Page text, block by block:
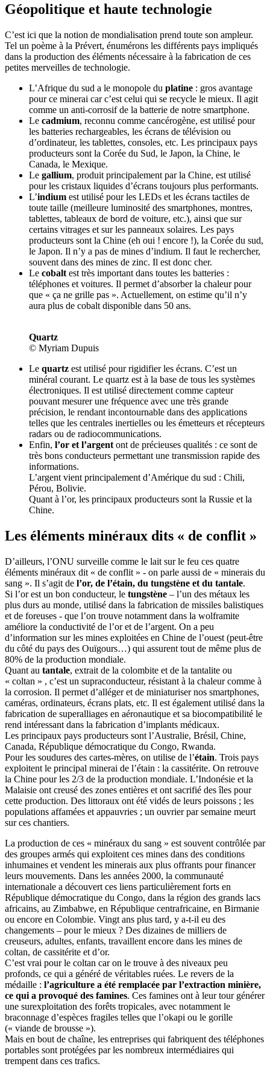
Géopolitique et haute technologie
C’est ici que la notion de mondialisation prend toute son ampleur.
Tel un poème à la Prévert, énumérons les différents pays impliqués
dans la production des éléments nécessaire à la fabrication de ces
petites merveilles de technologie.
L’Afrique du sud a le monopole du platine : gros avantage
pour ce minerai car c’est celui qui se recycle le mieux. Il agit
comme un anti-corrosif de la batterie de notre smartphone.
Le cadmium, reconnu comme cancérogène, est utilisé pour
les batteries rechargeables, les écrans de télévision ou
d’ordinateur, les tablettes, consoles, etc. Les principaux pays
producteurs sont la Corée du Sud, le Japon, la Chine, le
Canada, le Mexique.
Le gallium, produit principalement par la Chine, est utilisé
pour les cristaux liquides d’écrans toujours plus performants.
L’indium est utilisé pour les LEDs et les écrans tactiles de
toute taille (meilleure luminosité des smartphones, montres,
tablettes, tableaux de bord de voiture, etc.), ainsi que sur
certains vitrages et sur les panneaux solaires. Les pays
producteurs sont la Chine (eh oui ! encore !), la Corée du sud,
le Japon. Il n’y a pas de mines d’indium. Il faut le rechercher,
souvent dans des mines de zinc. Il est donc cher.
Le cobalt est très important dans toutes les batteries :
téléphones et voitures. Il permet d’absorber la chaleur pour
que « ça ne grille pas ». Actuellement, on estime qu’il n’y
aura plus de cobalt disponible dans 50 ans.
Quartz
© Myriam Dupuis
Le quartz est utilisé pour rigidifier les écrans. C’est un
minéral courant. Le quartz est à la base de tous les systèmes
électroniques. Il est utilisé directement comme capteur
pouvant mesurer une fréquence avec une très grande
précision, le rendant incontournable dans des applications
telles que les centrales inertielles ou les émetteurs et récepteurs
radars ou de radiocommunications.
Enfin, l’or et l’argent ont de précieuses qualités : ce sont de
très bons conducteurs permettant une transmission rapide des
informations.
L’argent vient principalement d’Amérique du sud : Chili,
Pérou, Bolivie.
Quant à l’or, les principaux producteurs sont la Russie et la
Chine.
Les éléments minéraux dits « de conflit »
D’ailleurs, l’ONU surveille comme le lait sur le feu ces quatre
éléments minéraux dit « de conflit » - on parle aussi de « minerais du
sang ». Il s’agit de l’or, de l’étain, du tungstène et du tantale.
Si l’or est un bon conducteur, le tungstène – l’un des métaux les
plus durs au monde, utilisé dans la fabrication de missiles balistiques
et de foreuses - que l’on trouve notamment dans la wolframite
améliore la conductivité de l’or et de l’argent. On a peu
d’information sur les mines exploitées en Chine de l’ouest (peut-être
du côté du pays des Ouïgours…) qui assurent tout de même plus de
80% de la production mondiale.
Quant au tantale, extrait de la colombite et de la tantalite ou
« coltan » , c’est un supraconducteur, résistant à la chaleur comme à
la corrosion. Il permet d’alléger et de miniaturiser nos smartphones,
caméras, ordinateurs, écrans plats, etc. Il est également utilisé dans la
fabrication de superalliages en aéronautique et sa biocompatibilité le
rend intéressant dans la fabrication d’implants médicaux.
Les principaux pays producteurs sont l’Australie, Brésil, Chine,
Canada, République démocratique du Congo, Rwanda.
Pour les soudures des cartes-mères, on utilise de l’étain. Trois pays
exploitent le principal minerai de l’étain : la cassitérite. On retrouve
la Chine pour les 2/3 de la production mondiale. L’Indonésie et la
Malaisie ont creusé des zones entières et ont sacrifié des îles pour
cette production. Des littoraux ont été vidés de leurs poissons ; les
populations affamées et appauvries ; un ouvrier par semaine meurt
sur ces chantiers.
La production de ces « minéraux du sang » est souvent contrôlée par
des groupes armés qui exploitent ces mines dans des conditions
inhumaines et vendent les minerais aux plus offrants pour financer
leurs mouvements. Dans les années 2000, la communauté
internationale a découvert ces liens particulièrement forts en
République démocratique du Congo, dans la région des grands lacs
africains, au Zimbabwe, en République centrafricaine, en Birmanie
ou encore en Colombie. Vingt ans plus tard, y a-t-il eu des
changements – pour le mieux ? Des dizaines de milliers de
creuseurs, adultes, enfants, travaillent encore dans les mines de
coltan, de cassitérite et d’or.
C’est vrai pour le coltan car on le trouve à des niveaux peu
profonds, ce qui a généré de véritables ruées. Le revers de la
médaille : l’agriculture a été remplacée par l’extraction minière,
ce qui a provoqué des famines. Ces famines ont à leur tour générer
une surexploitation des forêts tropicales, avec notamment le
braconnage d’espèces fragiles telles que l’okapi ou le gorille
(« viande de brousse »).
Mais en bout de chaîne, les entreprises qui fabriquent des téléphones
portables sont protégées par les nombreux intermédiaires qui
trempent dans ces trafics.